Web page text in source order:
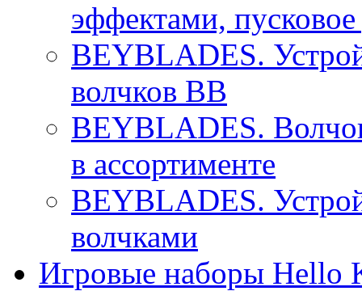
эффектами,
BEYBLADES.
волчков BB
BEYBLADES.
в ассортименте
BEYBLADES.
волчками
Игровые наборы Hello